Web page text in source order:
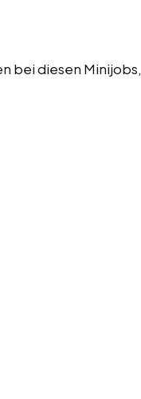
bei diesen Minijobs,